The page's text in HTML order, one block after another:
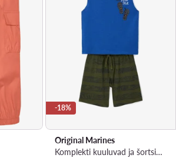
-18%
Original Marines
Komplekti kuuluvad ja šortsid · Värviline